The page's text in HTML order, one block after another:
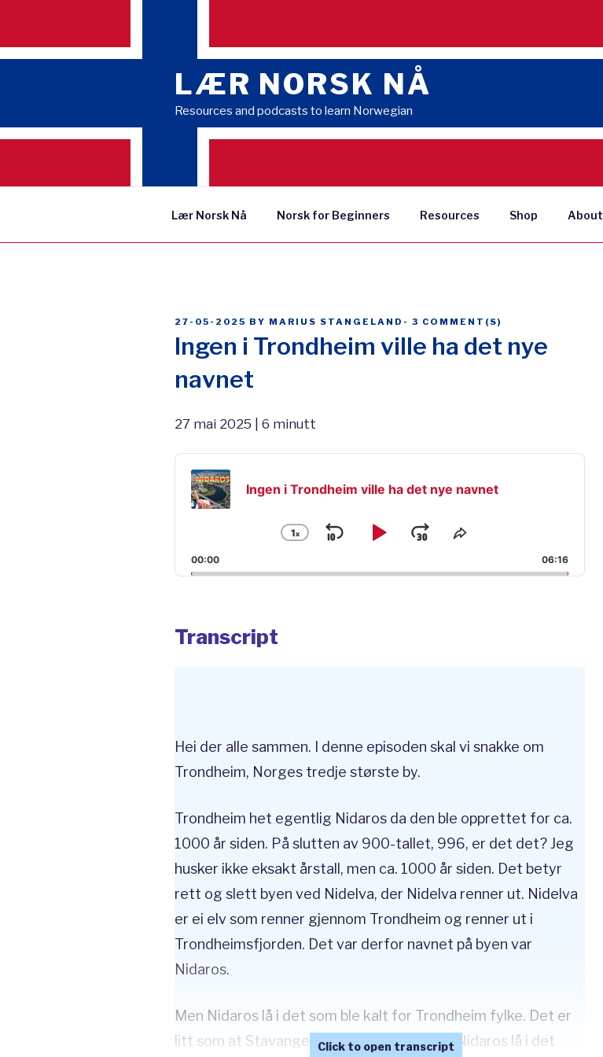
content
LÆR NORSK NÅ
Resources and podcasts to learn Norwegian
Lær Norsk Nå Norsk for Beginners Resources Shop About
POSTED
27-05-2025 BY MARIUS STANGELAND - 3 COMMENT(S)
Ingen i Trondheim ville ha det nye
navnet
27 mai 2025 | 6 minutt
Audio
Player
Ingen i Trondheim ville ha det nye navnet
Change
Rate
1x
Skip
Backward
Play
Pause
Jump
Forward
Share
Episode
00:00 06:16
Transcript
Hei der alle sammen. I denne episoden skal vi snakke om
Trondheim, Norges tredje største by.
Trondheim het egentlig Nidaros da den ble opprettet for ca.
1000 år siden. På slutten av 900-tallet, 996, er det det? Jeg
husker ikke eksakt årstall, men ca. 1000 år siden. Det betyr
rett og slett byen ved Nidelva, der Nidelva renner ut. Nidelva
er ei elv som renner gjennom Trondheim og renner ut i
Trondheimsfjorden. Det var derfor navnet på byen var
Nidaros.
Men Nidaros lå i det som ble kalt for Trondheim fylke. Det er
litt som at Stavanger ligger i Rogaland. Så Nidaros lå i det